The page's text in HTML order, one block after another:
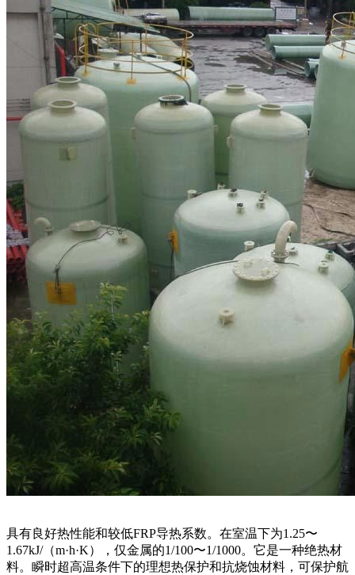
具有良好热性能和较低FRP导热系数。在室温下为1.25〜
1.67kJ/（m·h·K），仅金属的1/100〜1/1000。它是一种绝热材
料。瞬时超高温条件下的理想热保护和抗烧蚀材料，可保护航